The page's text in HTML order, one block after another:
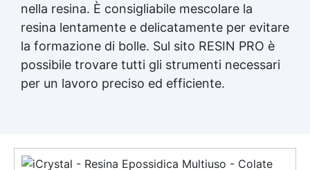
nella resina. È consigliabile mescolare la
resina lentamente e delicatamente per evitare
la formazione di bolle. Sul sito RESIN PRO è
possibile trovare tutti gli strumenti necessari
per un lavoro preciso ed efficiente.